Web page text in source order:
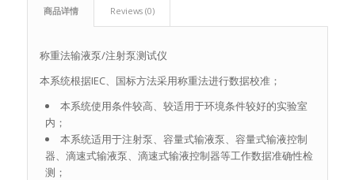
商品详情 Reviews (0)
称重法输液泵/注射泵测试仪
本系统根据IEC、国标方法采用称重法进行数据校准；
本系统使用条件较高、较适用于环境条件较好的实验室
内；
本系统适用于注射泵、容量式输液泵、容量式输液控制
器、滴速式输液泵、滴速式输液控制器等工作数据准确性检
测；